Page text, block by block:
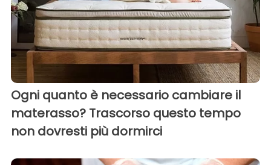
Ogni quanto è necessario cambiare il
materasso? Trascorso questo tempo
non dovresti più dormirci